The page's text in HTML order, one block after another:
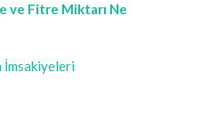
ve Fitre Miktarı Ne
İmsakiyeleri